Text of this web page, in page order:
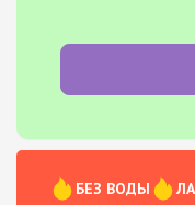
БЕЗ ВОДЫ